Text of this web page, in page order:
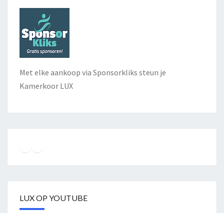
Met elke aankoop via Sponsorkliks steun je
Kamerkoor LUX
LUX OP YOUTUBE